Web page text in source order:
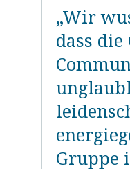
„Wir
dass die
Gruppe